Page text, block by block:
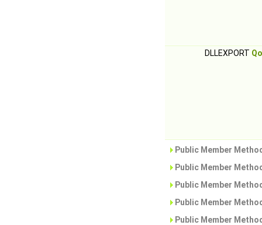
DLLEXPORT
Public Member
Public Member
Public Member
Public Member
Public Member